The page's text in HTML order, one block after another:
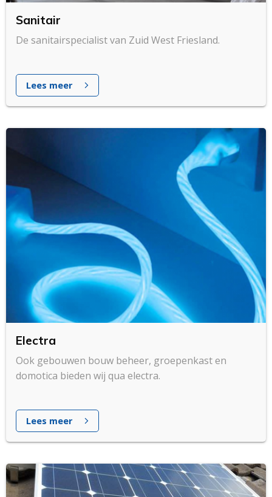
Sanitair
De sanitairspecialist van Zuid West Friesland.
Lees meer
Electra
Ook gebouwen bouw beheer, groepenkast en
domotica bieden wij qua electra.
Lees meer